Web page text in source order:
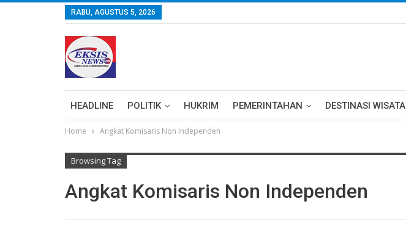
RABU, AGUSTUS 5, 2026
HEADLINE POLITIK HUKRIM PEMERINTAHAN DESTINASI WISATA
Home Angkat Komisaris Non Independen
Browsing Tag
Angkat Komisaris Non Independen